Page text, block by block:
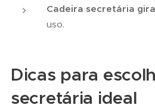
Cadeira secretária
uso.
Dicas para
secretária ideal